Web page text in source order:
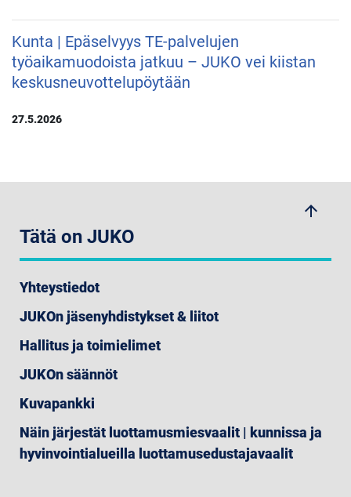
Kunta | Epäselvyys TE-palvelujen
työaikamuodoista jatkuu – JUKO vei kiistan
keskusneuvottelupöytään
27.5.2026
arrow_upwards
Tätä on JUKO
Yhteystiedot
JUKOn jäsenyhdistykset & liitot
Hallitus ja toimielimet
JUKOn säännöt
Kuvapankki
Näin järjestät luottamusmiesvaalit | kunnissa ja
hyvinvointialueilla luottamusedustajavaalit